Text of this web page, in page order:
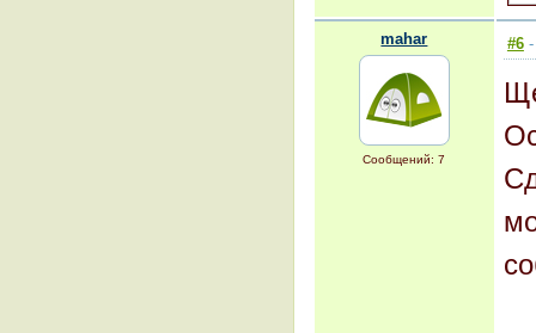
mahar
Сообщений: 7
#6-